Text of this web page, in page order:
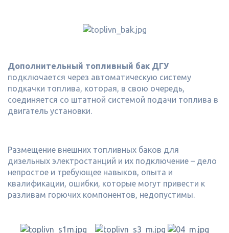
Дополнительный топливный бак ДГУ
подключается через автоматическую систему
подкачки топлива, которая, в свою очередь,
соединяется со штатной системой подачи топлива в
двигатель установки.
Размещение внешних топливных баков для
дизельных электростанций и их подключение – дело
непростое и требующее навыков, опыта и
квалификации, ошибки, которые могут привести к
разливам горючих компонентов, недопустимы.